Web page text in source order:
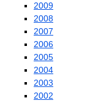
2009
2008
2007
2006
2005
2004
2003
2002